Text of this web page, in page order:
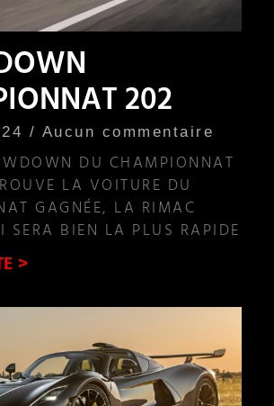
202
Aucun commentaire
DU CHAMPIONNAT
LA VOITURE DU
GAGNÉE, LA RIMAC
SERA BIEN LA PLUS RAPIDE
>